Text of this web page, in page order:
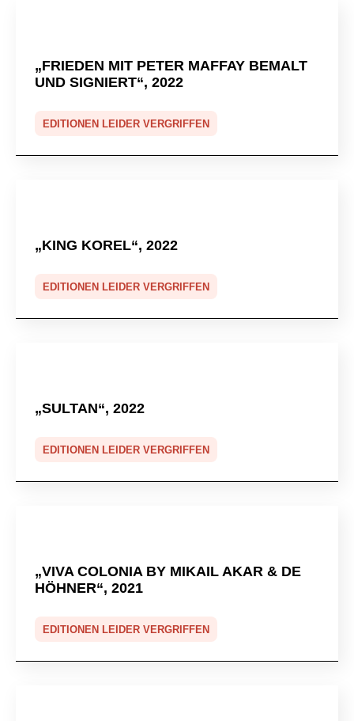
„FRIEDEN MIT PETER MAFFAY BEMALT
UND SIGNIERT“, 2022
EDITIONEN LEIDER VERGRIFFEN
„KING KOREL“, 2022
EDITIONEN LEIDER VERGRIFFEN
„SULTAN“, 2022
EDITIONEN LEIDER VERGRIFFEN
„VIVA COLONIA BY MIKAIL AKAR & DE
HÖHNER“, 2021
EDITIONEN LEIDER VERGRIFFEN